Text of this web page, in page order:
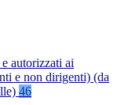
autorizzati ai
e non dirigenti) (da
46